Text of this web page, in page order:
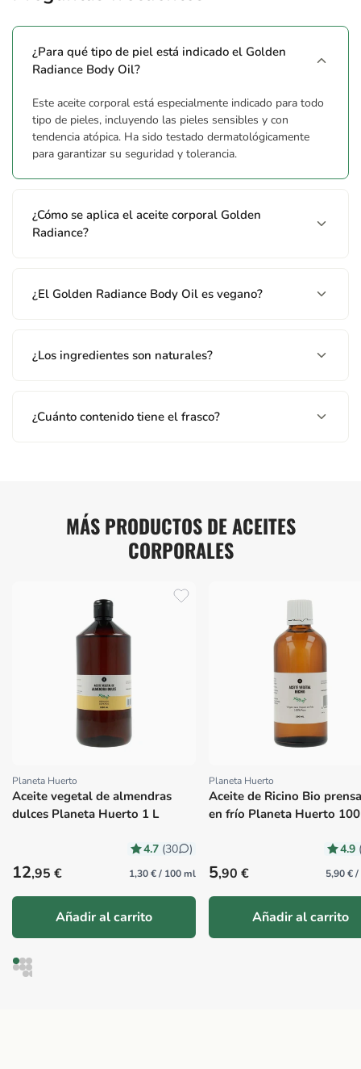
Moschata Seed Oil, Sclerocarya Birrea Seed Oil,
Caprylic/Capric Triglyceride, Citrus Grandis Fruit Extract,
Glycine Soja Oil, Ananas Sativus Fruit Extract, Citrus
Aurantium Bergamia Fruit Extract, Citrus Nobilis Peel Extract,
Elettaria Cardamomum Seed Extract, Lavandula Angustifolia
Flower/Leaf/Stem Extract, Punica Granatum Fruit Extract,
Pyrus Malus Fruit Extract, Calendula Officinalis Flower Extract,
Extract, Astaxanthin, Carthamus Tinctorius Seed Oil,
Tocopherol, Beta-Sitosterol, Rose Extract, Santalum Album
skin. External use only. / Evita el contacto con ojos, mucosas y
¿Para qué tipo de piel está indicado el Golden
Radiance Body Oil?
Este aceite corporal está especialmente indicado para todo
tipo de pieles, incluyendo las pieles sensibles y con
tendencia atópica. Ha sido testado dermatológicamente
para garantizar su seguridad y tolerancia.
¿Cómo se aplica el aceite corporal Golden
Radiance?
¿El Golden Radiance Body Oil es vegano?
¿Los ingredientes son naturales?
¿Cuánto contenido tiene el frasco?
MÁS PRODUCTOS DE ACEITES
CORPORALES
Proveedor:
Planeta Huerto
Aceite vegetal de almendras
dulces Planeta Huerto 1 L
4.7 (30 )
Precio habitual
12,95 € 1,30 € / 100 ml
Añadir al carrito
Proveedor:
Planeta Huerto
Aceite de Ricino Bio
en frío Planeta Huerto
4.9
Precio habitual
5,90 € 5,90 €
Añadir al carrito